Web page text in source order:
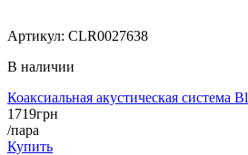
Артикул: CLR0027638
В наличии
Коаксиальная акустическая система
1719грн
/пара
Купить